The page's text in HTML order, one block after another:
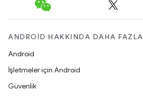
ANDROID HAKKINDA DAHA FAZLA
Android
İşletmeler için Android
Güvenlik